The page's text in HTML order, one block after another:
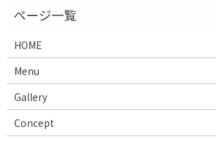
HOME
Menu
Gallery
Concept